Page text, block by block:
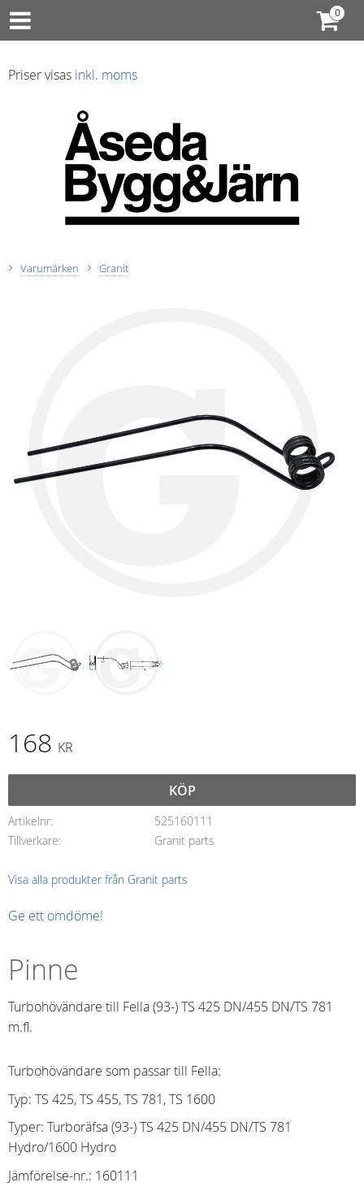
Priser visas inkl. moms
Varumärken Granit
168 KR
KÖP
Artikelnr
525160111
Tillverkare
Granit parts
Visa alla produkter från Granit parts
Ge ett omdöme!
Pinne
Turbohövändare till Fella (93-) TS 425 DN/455 DN/TS 781
m.fl.
Turbohövändare som passar till Fella:
Typ: TS 425, TS 455, TS 781, TS 1600
Typer: Turboräfsa (93-) TS 425 DN/455 DN/TS 781
Hydro/1600 Hydro
Jämförelse-nr.: 160111